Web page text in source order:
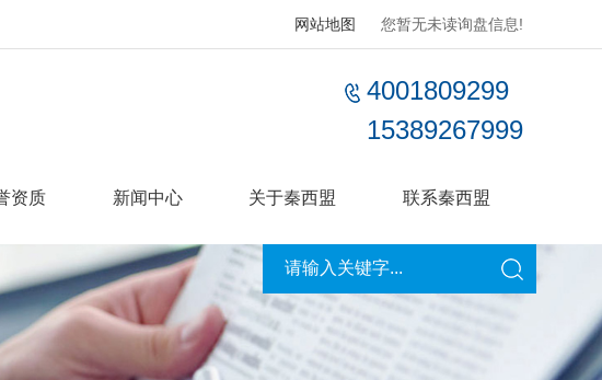
您暂无未读询盘信息!
网站地图
4001809299
15389267999
资质 新闻中心 关于秦西盟 联系秦西盟